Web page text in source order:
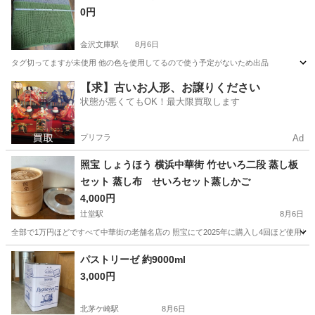
0円
金沢文庫駅 8月6日
タグ切ってますが未使用 他の色を使用してるので使う予定がないため出品
神奈川 横浜市 金沢文庫駅 家庭用品
【求】古いお人形、お譲りください
状態が悪くてもOK！最大限買取します
プリフラ Ad
照宝 しょうほう 横浜中華街 竹せいろ二段 蒸し板
セット 蒸し布 せいろセット蒸しかご
4,000円
辻堂駅 8月6日
全部で1万円ほどですべて中華街の老舗名店の 照宝にて2025年に購入し4回ほど使用
神奈川 藤沢市 辻堂駅 家庭用品
パストリーゼ 約9000ml
3,000円
北茅ケ崎駅 8月6日